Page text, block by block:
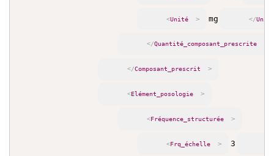
<Unité > mg </Unité
</Quantité_composant_prescrite
</Composant_prescrit >
<Elément_posologie >
<Fréquence_structurée >
<Frq_échelle > 3